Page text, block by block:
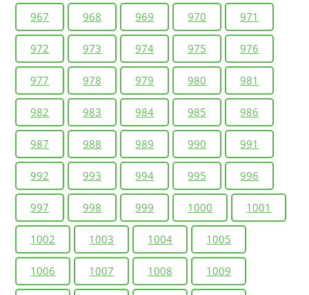
967 968 969 970 971
972 973 974 975 976
977 978 979 980 981
982 983 984 985 986
987 988 989 990 991
992 993 994 995 996
997 998 999 1000 1001
1002 1003 1004 1005
1006 1007 1008 1009